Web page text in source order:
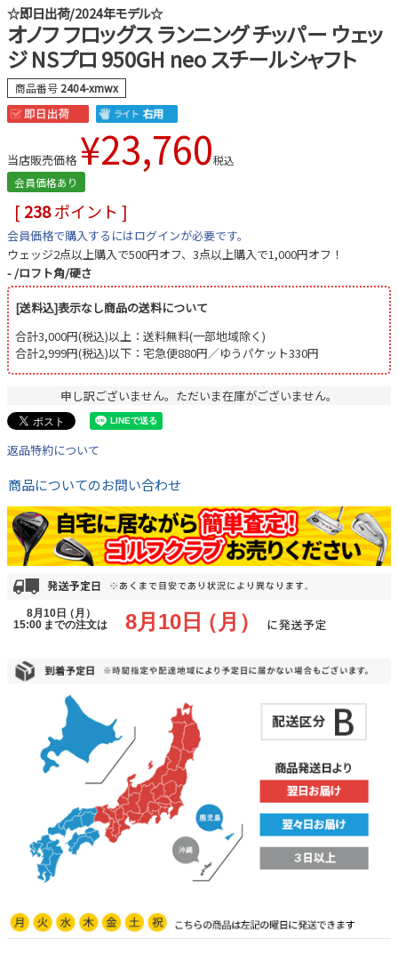
☆即日出荷/2024年モデル☆
オノフ フロッグス ランニング チッパー ウェッ
ジ NSプロ 950GH neo スチールシャフト
商品番号 2404-xmwx
当店販売価格 ¥23,760税込
会員価格あり
[ 238ポイント ]
会員価格で購入するにはログインが必要です。
ウェッジ2点以上購入で500円オフ、3点以上購入で1,000円オフ！
- ロフト角/硬さ
[送料込]表示なし商品の送料について
合計3,000円(税込)以上：送料無料(一部地域除く)
合計2,999円(税込)以下：宅急便880円／ゆうパケット330円
申し訳ございません。ただいま在庫がございません。
返品特約について
商品についてのお問い合わせ